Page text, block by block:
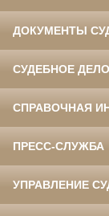
ДОКУМЕНТЫ
СУДЕБНОЕ
СПРАВОЧНАЯ
ПРЕСС-СЛУЖБА
УПРАВЛЕНИЕ